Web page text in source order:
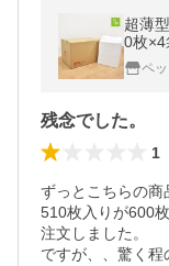
超薄
0枚×4
ラス
ペ
残念でした。
1
ずっとこちらの商
510枚入りが600
注文しました。
ですが、、驚く程